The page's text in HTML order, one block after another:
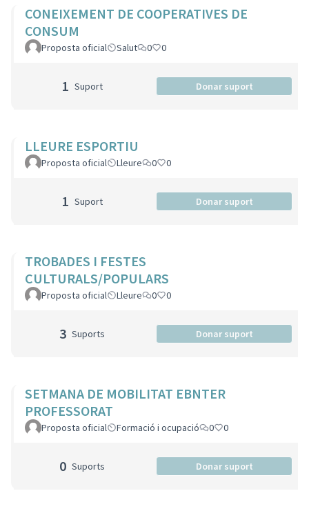
CONEIXEMENT DE COOPERATIVES DE
CONSUM
Proposta oficial Salut 0 0
1 Suport Donar suport
LLEURE ESPORTIU
Proposta oficial Lleure 0 0
1 Suport Donar suport
TROBADES I FESTES
CULTURALS/POPULARS
Proposta oficial Lleure 0 0
3 Suports Donar suport
SETMANA DE MOBILITAT EBNTER
PROFESSORAT
Proposta oficial Formació i ocupació 0 0
0 Suports Donar suport